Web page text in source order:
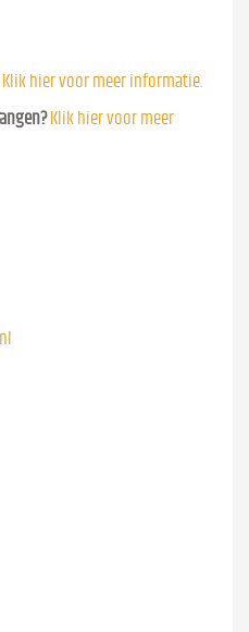
Klik hier voor meer informatie.
Klik hier voor meer